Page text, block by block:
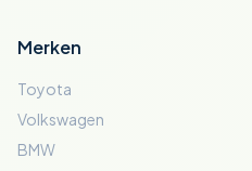
Merken
Toyota
Volkswagen
BMW